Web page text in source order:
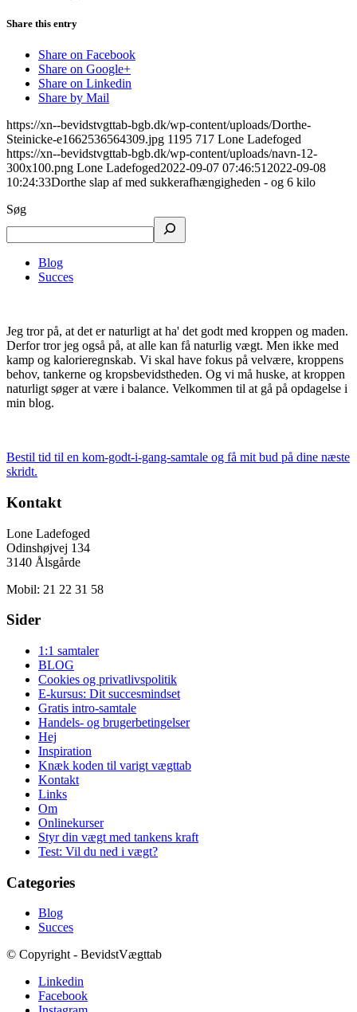
Share this entry
Share on Facebook
Share on Google+
Share on Linkedin
Share by Mail
https://xn--bevidstvgttab-bgb.dk/wp-content/uploads/Dorthe-
Steinicke-e1662536564309.jpg 1195 717 Lone Ladefoged
https://xn--bevidstvgttab-bgb.dk/wp-content/uploads/navn-12-
300x100.png Lone Ladefoged2022-09-07 07:46:51 2022-09-08
10:24:33Dorthe slap af med sukkerafhængigheden - og 6 kilo
Søg
Blog
Succes
Jeg tror på, at det er naturligt at ha' det godt med kroppen og maden.
Derfor tror jeg også på, at alle kan få naturlig vægt. Men ikke med
kamp og kalorieregnskab. Vi skal have fokus på velvære, kroppens
behov, tankerne og kropsbevidstheden. Og vi må huske, at kroppen
naturligt søger at være i balance. Velkommen til at gå på opdagelse i
min blog.
Bestil tid til en kom-godt-i-gang-samtale og få mit bud på dine næste
skridt.
Kontakt
Lone Ladefoged
Odinshøjvej 134
3140 Ålsgårde
Mobil: 21 22 31 58
Sider
1:1 samtaler
BLOG
Cookies og privatlivspolitik
E-kursus: Dit succesmindset
Gratis intro-samtale
Handels- og brugerbetingelser
Hej
Inspiration
Knæk koden til varigt vægttab
Kontakt
Links
Om
Onlinekurser
Styr din vægt med tankens kraft
Test: Vil du ned i vægt?
Categories
Blog
Succes
© Copyright - BevidstVægttab
Linkedin
Facebook